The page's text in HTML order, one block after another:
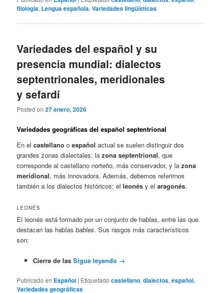
filología, Lengua española,Variedades lingüísticas
Variedades del español y su
presencia mundial: dialectos
septentrionales, meridionales
y sefardí
Posted on27 enero, 2026
Variedades geográficas del español septentrional
En elcastellano oespañol actual se suelen distinguir dos
grandes zonas dialectales: lazona septentrional, que
corresponde al castellano norteño, más conservador, y lazona
meridional, más innovadora. Además, debemos referirnos
también a los dialectos históricos: elleonés y elaragonés.
LEONÉS
El leonés está formado por un conjunto de hablas, entre las que
destacan las hablasbables. Sus rasgos más característicos
son:
Cierre de las Sigue leyendo →
Publicado en Español | Etiquetado castellano,dialectos,español,
Variedades geográficas